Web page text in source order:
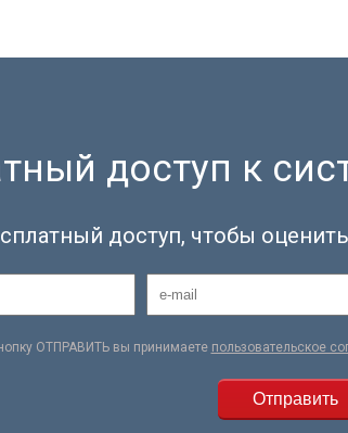
доступ к
доступ, чтобы
ОТПРАВИТЬ вы принимаете пользовательское